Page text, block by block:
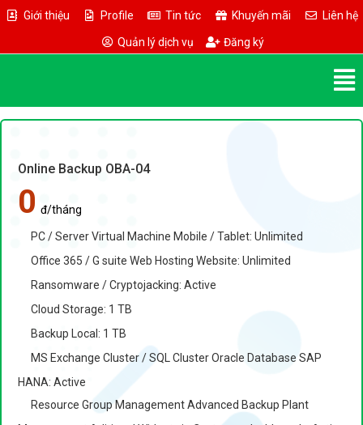
Giới thiệu Profile Tin tức Khuyến mãi Liên hệ
Quản lý dịch vụ Đăng ký
Online Backup OBA-04
0 đ/tháng
PC / Server Virtual Machine Mobile / Tablet: Unlimited
Office 365 / G suite Web Hosting Website: Unlimited
Ransomware / Cryptojacking: Active
Cloud Storage: 1 TB
Backup Local: 1 TB
MS Exchange Cluster / SQL Cluster Oracle Database SAP
HANA: Active
Resource Group Management Advanced Backup Plant